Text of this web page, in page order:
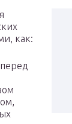
как: